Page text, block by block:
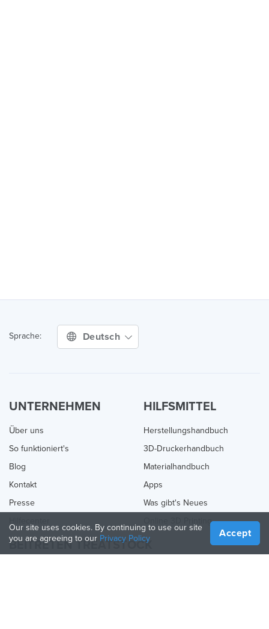
Sprache: Deutsch
UNTERNEHMEN
Über uns
So funktioniert's
Blog
Kontakt
Presse
HILFSMITTEL
Herstellungshandbuch
3D-Druckerhandbuch
Materialhandbuch
Apps
Was gibt's Neues
Online 3D Printing
BEITRETEN TREATSTOCK
Our site uses cookies. By continuing to use our site
you are agreeing to our Privacy Policy Accept